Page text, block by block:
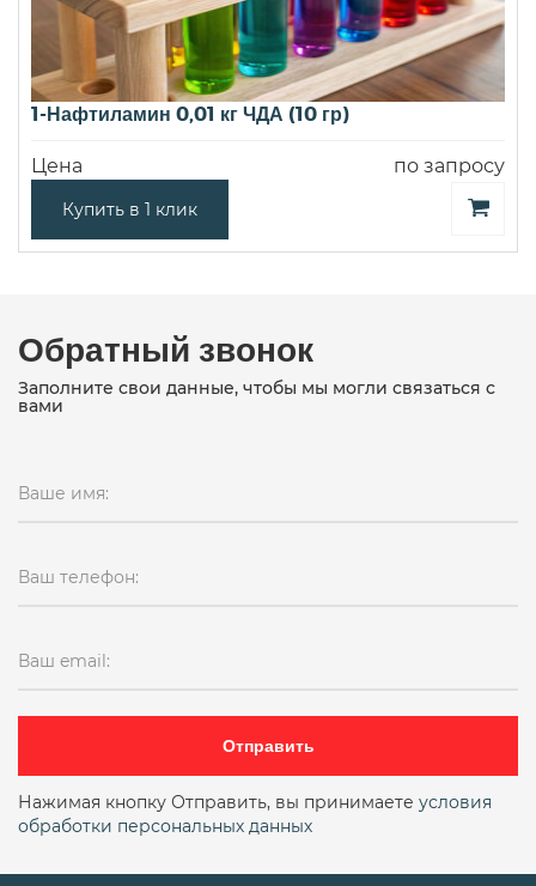
1-Нафтиламин 0,01 кг ЧДА (10 гр)
Цена по запросу
Купить в 1 клик
Обратный звонок
Заполните свои данные, чтобы мы могли связаться с
вами
Ваше имя:
Ваш телефон:
Ваш email:
Отправить
Нажимая кнопку Отправить, вы принимаете условия
обработки персональных данных